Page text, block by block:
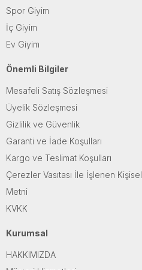
Spor Giyim
İç Giyim
Ev Giyim
Önemli Bilgiler
Mesafeli Satış Sözleşmesi
Üyelik Sözleşmesi
Gizlilik ve Güvenlik
Garanti ve İade Koşulları
Kargo ve Teslimat Koşulları
Çerezler Vasıtası İle İşlenen
Metni
KVKK
Kurumsal
HAKKIMIZDA